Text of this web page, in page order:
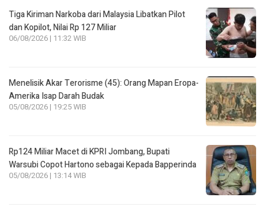
Tiga Kiriman Narkoba dari Malaysia Libatkan Pilot
dan Kopilot, Nilai Rp 127 Miliar
06/08/2026 | 11:32 WIB
Menelisik Akar Terorisme (45): Orang Mapan Eropa-
Amerika Isap Darah Budak
05/08/2026 | 19:25 WIB
Rp124 Miliar Macet di KPRI Jombang, Bupati
Warsubi Copot Hartono sebagai Kepada Bapperinda
05/08/2026 | 13:14 WIB